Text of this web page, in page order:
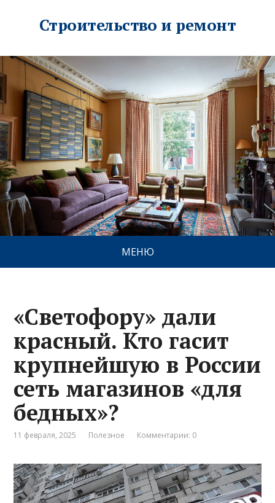
Строительство и ремонт
МЕНЮ
«Светофору» дали
красный. Кто гасит
крупнейшую в России
сеть магазинов «для
бедных»?
11 февраля, 2025 Полезное Комментарии: 0